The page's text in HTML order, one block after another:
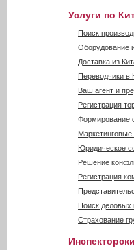
Услуги по
Поиск
Оборудование
Доставка из
Переводчики в
Ваш агент и
Регистрация
Формирование
Юридическое
Решение
Регистрация
Поиск деловых
Страхование